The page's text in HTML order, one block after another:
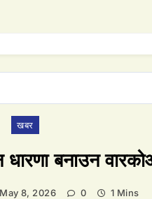
खबर
धारणा बनाउन
May 8, 2026 0 1 Mins